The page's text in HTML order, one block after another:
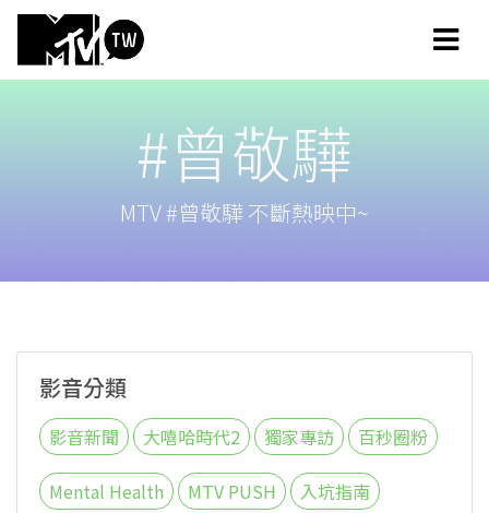
#曾敬驊
MTV #曾敬驊 不斷熱映中~
影音分類
影音新聞 大嘻哈時代2 獨家專訪 百秒圈粉
Mental Health MTV PUSH 入坑指南